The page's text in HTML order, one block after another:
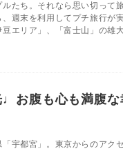
たち。それなら思い切って
、週末を利用してプチ旅行が
エリア」、「富士山」の雄
♩お腹も心も満腹
「宇都宮」。東京からのアク